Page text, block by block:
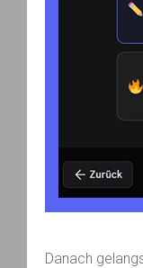
Danach